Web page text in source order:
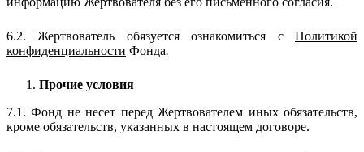
6.2. Жертвователь обязуется ознакомиться с Политикой
конфиденциальности Фонда.
Прочие условия
7.1. Фонд не несет перед Жертвователем иных обязательств,
кроме обязательств, указанных в настоящем договоре.